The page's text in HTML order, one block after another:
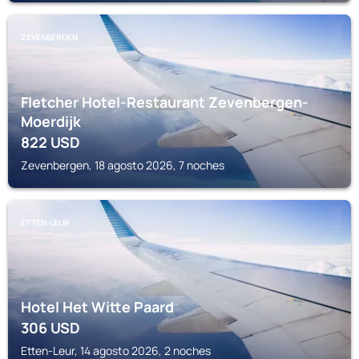
ZEVENBERGEN
Fletcher Hotel-Restaurant Zevenbergen-
Moerdijk
822USD
Zevenbergen, 18 agosto 2026, 7 noches
ETTEN-LEUR
Hotel Het Witte Paard
306USD
Etten-Leur, 14 agosto 2026, 2 noches